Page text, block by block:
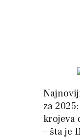
za
krojeva
– šta je